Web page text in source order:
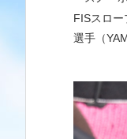
FISスロ
選手（